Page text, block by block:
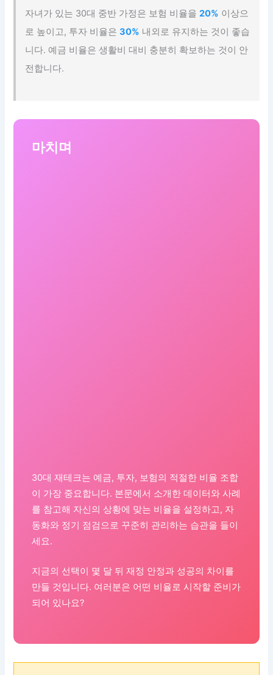
자녀가 있는 30대 중반 가정은 보험 비율을20% 이상으
로 높이고, 투자 비율은30% 내외로 유지하는 것이 좋습
니다. 예금 비율은 생활비 대비 충분히 확보하는 것이 안
전합니다.
마치며
30대 재테크는 예금, 투자, 보험의 적절한 비율 조합
이 가장 중요합니다. 본문에서 소개한 데이터와 사례
를 참고해 자신의 상황에 맞는 비율을 설정하고, 자
동화와 정기 점검으로 꾸준히 관리하는 습관을 들이
세요.
지금의 선택이 몇 달 뒤 재정 안정과 성공의 차이를
만들 것입니다. 여러분은 어떤 비율로 시작할 준비가
되어 있나요?